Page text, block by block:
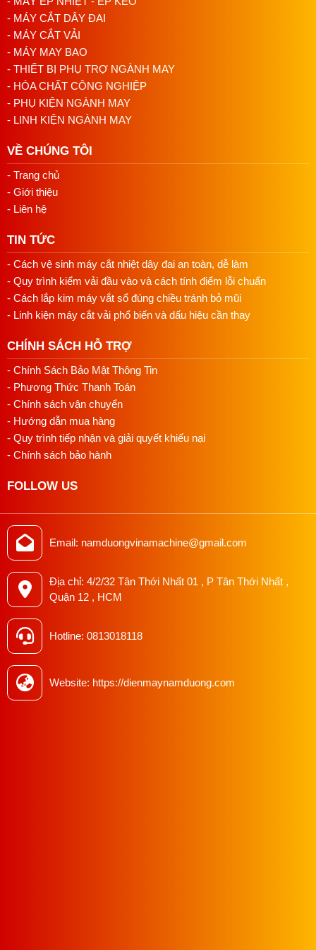
motor, bên em tư vấn cụ thể và gửi báo giá.
Liên hệ ngay để được tư vấn chi tiết và báo giá tốt nhất.
Hotline/Zalo: 0813018118
Email: namduongvinamachine@gmail.com
Địa chỉ: 4/2/32 Tân Thới Nhất 01, P. Tân Thới Nhất,
Quận 12, HCM
- MÁY CẮT DÂY ĐAI
- MÁY CẮT VẢI
- MÁY MAY BAO
- THIẾT BỊ PHỤ TRỢ NGÀNH MAY
- HÓA CHẤT CÔNG NGHIỆP
- PHỤ KIỆN NGÀNH MAY
- LINH KIỆN NGÀNH MAY
VỀ CHÚNG TÔI
- Trang chủ
- Giới thiệu
- Liên hệ
TIN TỨC
- Cách vệ sinh máy cắt nhiệt dây đai an toàn, dễ làm
- Quy trình kiểm vải đầu vào và cách tính điểm lỗi chuẩn
- Cách lắp kim máy vắt sổ đúng chiều tránh bỏ mũi
- Linh kiện máy cắt vải phổ biến và dấu hiệu cần thay
CHÍNH SÁCH HỖ TRỢ
- Chính Sách Bảo Mật Thông Tin
- Phương Thức Thanh Toán
- Chính sách vận chuyển
- Hướng dẫn mua hàng
- Quy trình tiếp nhận và giải quyết khiếu nại
- Chính sách bảo hành
FOLLOW US
Email: namduongvinamachine@gmail.com
Địa chỉ: 4/2/32 Tân Thới Nhất 01 , P Tân Thới Nhất ,
Quận 12 , HCM
Hotline: 0813018118
Website: https://dienmaynamduong.com